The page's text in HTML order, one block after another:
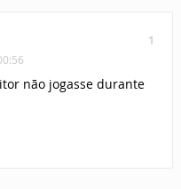
1
não jogasse durante